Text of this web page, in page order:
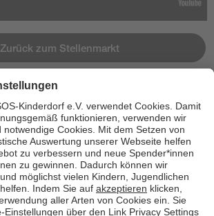
Zurück zum Stellenmarkt
Jetzt bewerben